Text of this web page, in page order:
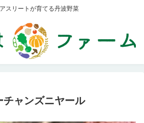
スリートが育てる丹波野菜
チャンズニヤール